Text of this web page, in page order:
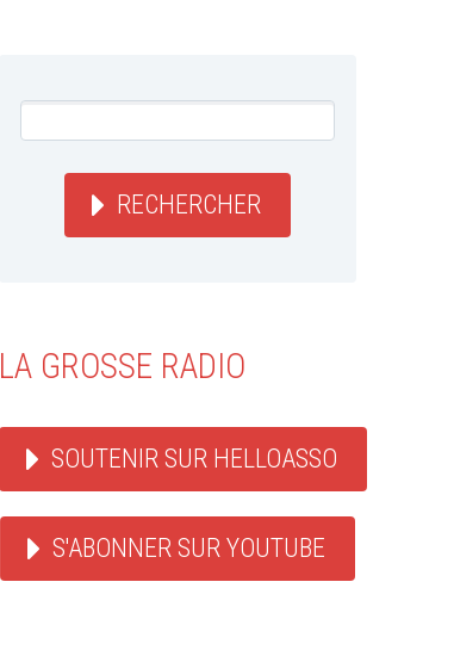
RECHERCHER
LA GROSSE RADIO
SOUTENIR SUR HELLOASSO
S'ABONNER SUR YOUTUBE